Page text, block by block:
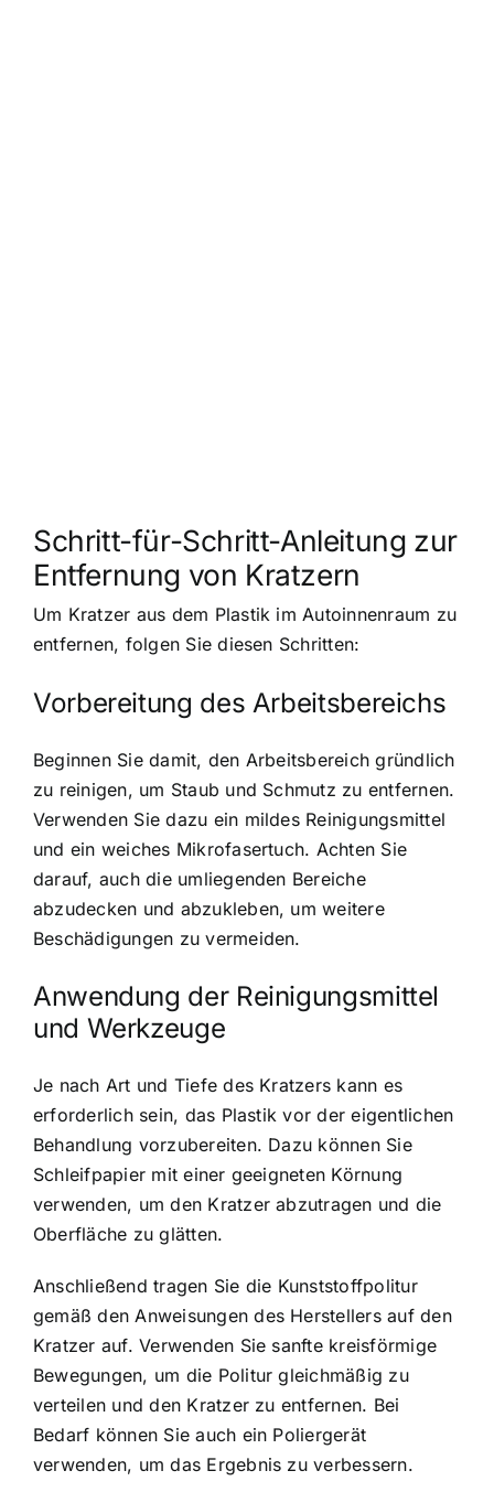
Schritt-für-Schritt-Anleitung zur
Entfernung von Kratzern
Um Kratzer aus dem Plastik im Autoinnenraum zu
entfernen, folgen Sie diesen Schritten:
Vorbereitung des Arbeitsbereichs
Beginnen Sie damit, den Arbeitsbereich gründlich
zu reinigen, um Staub und Schmutz zu entfernen.
Verwenden Sie dazu ein mildes Reinigungsmittel
und ein weiches Mikrofasertuch. Achten Sie
darauf, auch die umliegenden Bereiche
abzudecken und abzukleben, um weitere
Beschädigungen zu vermeiden.
Anwendung der Reinigungsmittel
und Werkzeuge
Je nach Art und Tiefe des Kratzers kann es
erforderlich sein, das Plastik vor der eigentlichen
Behandlung vorzubereiten. Dazu können Sie
Schleifpapier mit einer geeigneten Körnung
verwenden, um den Kratzer abzutragen und die
Oberfläche zu glätten.
Anschließend tragen Sie die Kunststoffpolitur
gemäß den Anweisungen des Herstellers auf den
Kratzer auf. Verwenden Sie sanfte kreisförmige
Bewegungen, um die Politur gleichmäßig zu
verteilen und den Kratzer zu entfernen. Bei
Bedarf können Sie auch ein Poliergerät
verwenden, um das Ergebnis zu verbessern.